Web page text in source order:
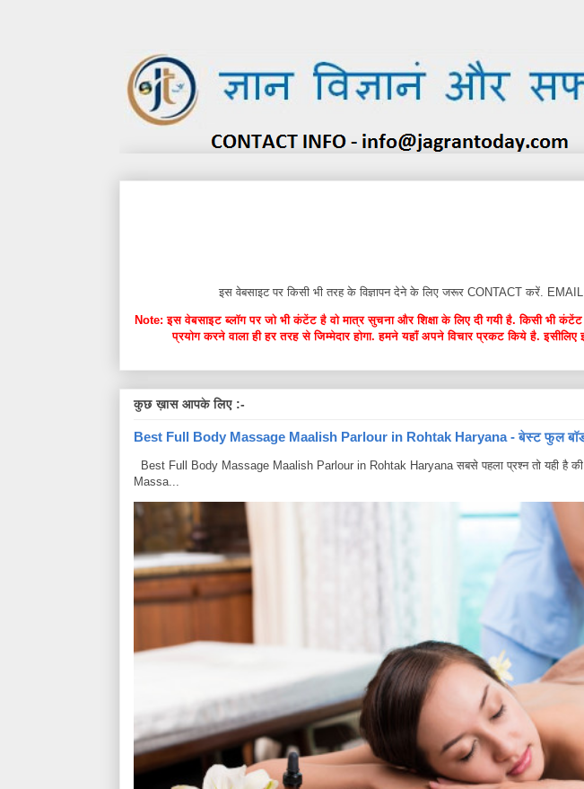
इस वेबसाइट पर किसी भी तरह के विज्ञापन देने के लिए जरूर CONTACT करें.
Note: इस वेबसाइट ब्लॉग पर जो भी कंटेंट है वो मात्र सुचना और शिक्षा के लिए दी गयी है. किसी भी
प्रयोग करने वाला ही हर तरह से जिम्मेदार होगा. हमने यहाँ अपने विचार प्रकट किये है. इसीलिए
कुछ ख़ास आपके लिए :-
Best Full Body Massage Maalish Parlour in Rohtak Haryana - बेस्ट फुल बॉडी
Best Full Body Massage Maalish Parlour in Rohtak Haryana सबसे पहला प्रश्न तो यही है की
Massa...